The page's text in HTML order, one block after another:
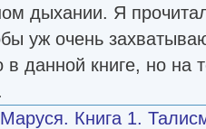
дыхании. Я
уж очень
данной книге, но на
Маруся. Книга 1.